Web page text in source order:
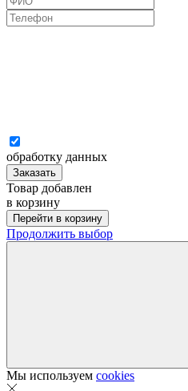
обработку данных
Заказать
Товар добавлен
в корзину
Перейти в корзину
Продолжить выбор
Мы используем cookies